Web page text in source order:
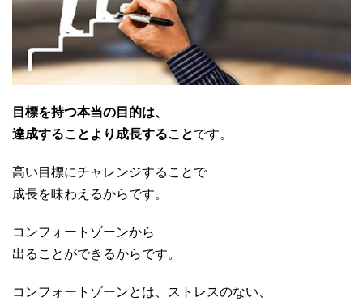
目標を持つ本当の目的は、
達成することより成長することです。
高い目標にチャレンジすることで
成長を味わえるからです。
コンフォートゾーンから
出ることができるからです。
コンフォートゾーンとは、ストレスのない、